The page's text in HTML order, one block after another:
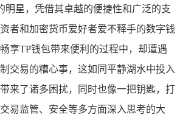
明星，凭借其卓越的便捷性和广泛的支
者和加密货币爱好者爱不释手的数字钱
享TP钱包带来便利的过程中，却遭遇
交易的糟心事，这如同平静湖水中投入
来了诸多困扰，同时也像一把钥匙，打
易监管、安全等多方面深入思考的大